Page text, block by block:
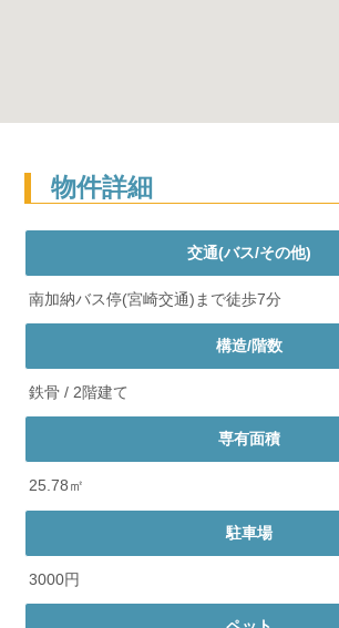
物件詳細
交通(バス/その他)
南加納バス停(宮崎交通)まで徒歩7分
構造/階数
鉄骨 / 2階建て
専有面積
25.78㎡
駐車場
3000円